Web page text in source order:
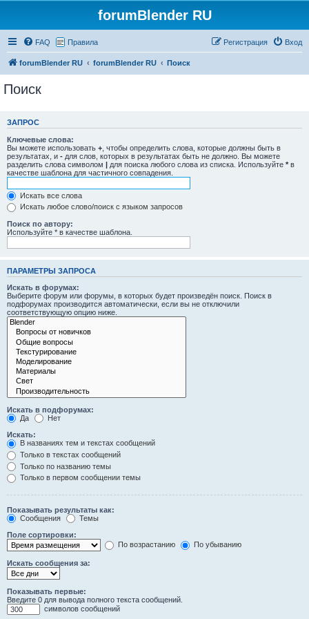
forumBlender RU
FAQ Правила Вход
Регистрация
forumBlender RU forumBlender RU Поиск
Поиск
ЗАПРОС
Ключевые слова:
Вы можете использовать + , чтобы определить слова, которые должны быть в
результатах, и - для слов, которых в результатах быть не должно. Вы можете
разделить слова символом | для поиска любого слова из списка. Используйте * в
качестве шаблона для частичного совпадения.
Искать все слова
Искать любое слово/поиск с языком запросов
Поиск по автору:
Используйте * в качестве шаблона.
ПАРАМЕТРЫ ЗАПРОСА
Искать в форумах:
Выберите форум или форумы, в которых будет произведён поиск. Поиск в
подфорумах производится автоматически, если вы не отключили
соответствующую опцию ниже.
Искать в подфорумах:
Да
Нет
Искать:
В названиях тем и текстах сообщений
Только в текстах сообщений
Только по названию темы
Только в первом сообщении темы
Показывать результаты как:
Сообщения
Темы
Поле сортировки:
По возрастанию
По убыванию
Искать сообщения за:
Показывать первые:
Введите 0 для вывода полного текста сообщений.
символов сообщений